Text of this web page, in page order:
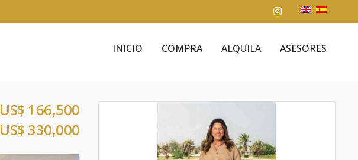
INICIO COMPRA ALQUILA ASESORES
US$ 166,500
US$ 330,000